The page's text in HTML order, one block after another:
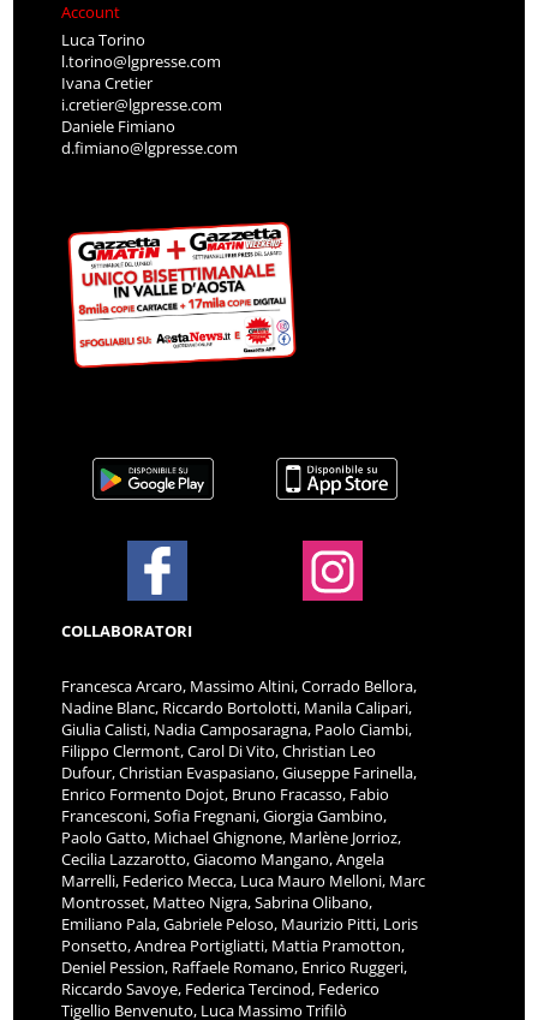
Account
Luca Torino
l.torino@lgpresse.com
Ivana Cretier
i.cretier@lgpresse.com
Daniele Fimiano
d.fimiano@lgpresse.com
COLLABORATORI
Francesca Arcaro, Massimo Altini, Corrado Bellora,
Nadine Blanc, Riccardo Bortolotti, Manila Calipari,
Giulia Calisti, Nadia Camposaragna, Paolo Ciambi,
Filippo Clermont, Carol Di Vito, Christian Leo
Dufour, Christian Evaspasiano, Giuseppe Farinella,
Enrico Formento Dojot, Bruno Fracasso, Fabio
Francesconi, Sofia Fregnani, Giorgia Gambino,
Paolo Gatto, Michael Ghignone, Marlène Jorrioz,
Cecilia Lazzarotto, Giacomo Mangano, Angela
Marrelli, Federico Mecca, Luca Mauro Melloni, Marc
Montrosset, Matteo Nigra, Sabrina Olibano,
Emiliano Pala, Gabriele Peloso, Maurizio Pitti, Loris
Ponsetto, Andrea Portigliatti, Mattia Pramotton,
Deniel Pession, Raffaele Romano, Enrico Ruggeri,
Riccardo Savoye, Federica Tercinod, Federico
Tigellio Benvenuto, Luca Massimo Trifilò